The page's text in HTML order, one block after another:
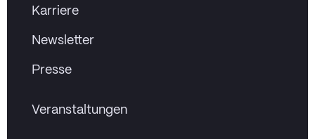
Karriere
Newsletter
Presse
Veranstaltungen